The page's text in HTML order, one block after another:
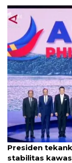
Presiden
stabilitas